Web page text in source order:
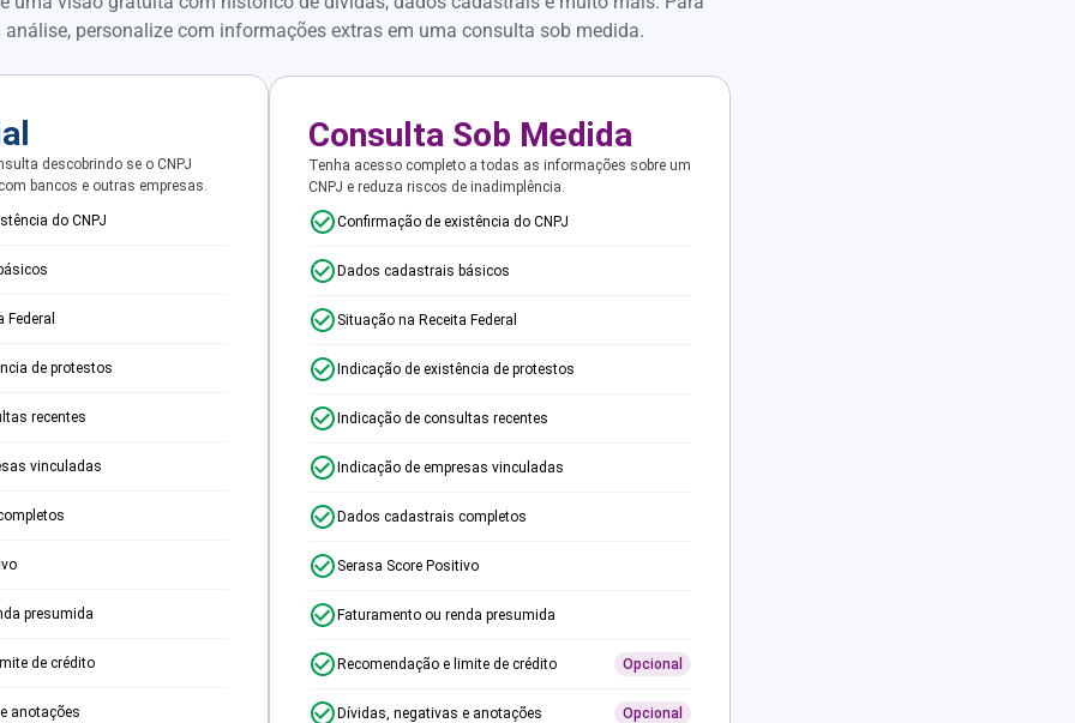
personalize com informações extras em uma consulta sob medida.
descobrindo se o CNPJ
bancos e outras empresas.
do CNPJ
Federal
de protestos
recentes
vinculadas
presumida
de crédito
anotações
Consulta Sob Medida
Tenha acesso completo a todas as informações sobre um
CNPJ e reduza riscos de inadimplência.
Confirmação de existência do CNPJ
Dados cadastrais básicos
Situação na Receita Federal
Indicação de existência de protestos
Indicação de consultas recentes
Indicação de empresas vinculadas
Dados cadastrais completos
Serasa Score Positivo
Faturamento ou renda presumida
Recomendação e limite de crédito Opcional
Dívidas, negativas e anotações Opcional